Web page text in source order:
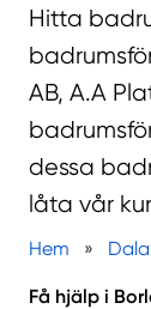
Hitta
AB, A.A
dessa
låta vår
Hem »
Få hjälp i